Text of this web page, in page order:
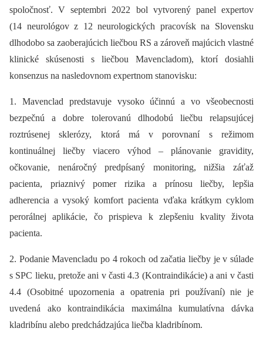
spoločnosť. V septembri 2022 bol vytvorený panel expertov
(14 neurológov z 12 neurologických pracovísk na Slovensku
dlhodobo sa zaoberajúcich liečbou RS a zároveň majúcich vlastné
klinické skúsenosti s liečbou Mavencladom), ktorí dosiahli
konsenzus na nasledovnom expertnom stanovisku:
1. Mavenclad predstavuje vysoko účinnú a vo všeobecnosti
bezpečnú a dobre tolerovanú dlhodobú liečbu relapsujúcej
roztrúsenej sklerózy, ktorá má v porovnaní s režimom
kontinuálnej liečby viacero výhod –⁠ plánovanie gravidity,
očkovanie, nenáročný predpísaný monitoring, nižšia záťaž
pacienta, priaznivý pomer rizika a prínosu liečby, lepšia
adherencia a vysoký komfort pacienta vďaka krátkym cyklom
perorálnej aplikácie, čo prispieva k zlepšeniu kvality života
pacienta.
2. Podanie Mavencladu po 4 rokoch od začatia liečby je v súlade
s SPC lieku, pretože ani v časti 4.3 (Kontraindikácie) a ani v časti
4.4 (Osobitné upozornenia a opatrenia pri používaní) nie je
uvedená ako kontraindikácia maximálna kumulatívna dávka
kladribínu alebo predchádzajúca liečba kladribínom.